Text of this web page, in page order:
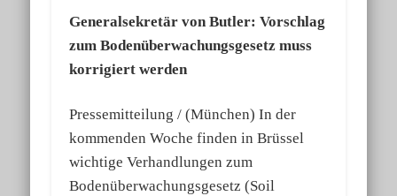
Generalsekretär von Butler: Vorschlag
zum Bodenüberwachungsgesetz muss
korrigiert werden
Pressemitteilung / (München) In der
kommenden Woche finden in Brüssel
wichtige Verhandlungen zum
Bodenüberwachungsgesetz (Soil